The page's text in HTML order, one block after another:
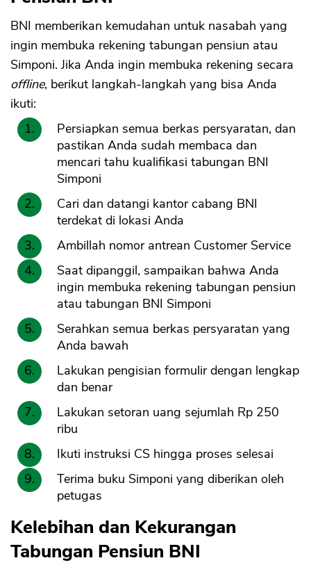
BNI memberikan kemudahan untuk nasabah yang
ingin membuka rekening tabungan pensiun atau
Simponi. Jika Anda ingin membuka rekening secara
offline, berikut langkah-langkah yang bisa Anda
ikuti:
Persiapkan semua berkas persyaratan, dan
pastikan Anda sudah membaca dan
mencari tahu kualifikasi tabungan BNI
Simponi
Cari dan datangi kantor cabang BNI
terdekat di lokasi Anda
Ambillah nomor antrean Customer Service
Saat dipanggil, sampaikan bahwa Anda
ingin membuka rekening tabungan pensiun
atau tabungan BNI Simponi
Serahkan semua berkas persyaratan yang
Anda bawah
Lakukan pengisian formulir dengan lengkap
dan benar
Lakukan setoran uang sejumlah Rp 250
ribu
Ikuti instruksi CS hingga proses selesai
Terima buku Simponi yang diberikan oleh
petugas
Kelebihan dan Kekurangan
Tabungan Pensiun BNI